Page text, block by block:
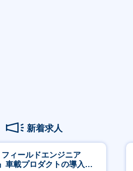
新着求人
フィールドエンジニア
車載プロダクトの導入サ